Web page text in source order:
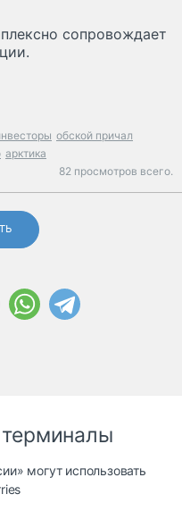
сопровождает
обской причал
арктика
82 просмотров всего.
могут использовать